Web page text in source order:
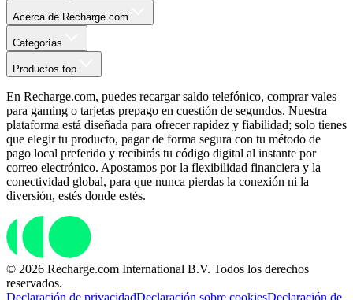
Acerca de Recharge.com
Categorías
Productos top
En Recharge.com, puedes recargar saldo telefónico, comprar vales
para gaming o tarjetas prepago en cuestión de segundos. Nuestra
plataforma está diseñada para ofrecer rapidez y fiabilidad; solo tienes
que elegir tu producto, pagar de forma segura con tu método de
pago local preferido y recibirás tu código digital al instante por
correo electrónico. Apostamos por la flexibilidad financiera y la
conectividad global, para que nunca pierdas la conexión ni la
diversión, estés donde estés.
© 2026 Recharge.com International B.V. Todos los derechos
reservados.